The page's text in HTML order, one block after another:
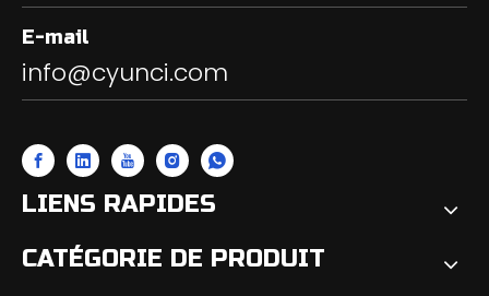
E-mail
info@cyunci.com
LIENS RAPIDES
CATÉGORIE DE PRODUIT